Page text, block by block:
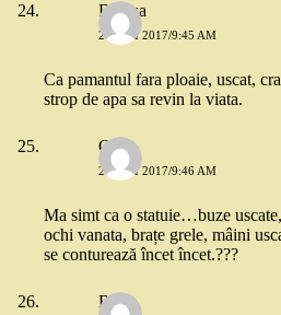
Denisa
26 MAI 2017/9:45 AM
Ca pamantul fara ploaie, uscat,
strop de apa sa revin la viata.
Oana
26 MAI 2017/9:46 AM
Ma simt ca o statuie…buze
ochi vanata, brațe grele, mâini
se conturează încet încet.???
Reli